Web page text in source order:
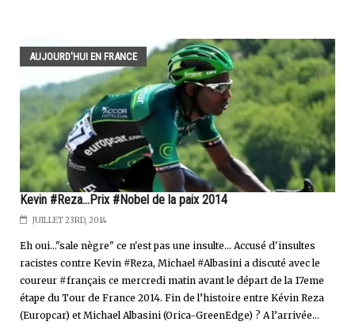
AUJOURD'HUI EN FRANCE
Kevin #Reza...Prix #Nobel de la paix 2014
JUILLET 23RD, 2014
Eh oui..."sale nègre" ce n'est pas une insulte... Accusé d'insultes
racistes contre Kevin #Reza, Michael #Albasini a discuté avec le
coureur #français ce mercredi matin avant le départ de la 17eme
étape du Tour de France 2014. Fin de l’histoire entre Kévin Reza
(Europcar) et Michael Albasini (Orica-GreenEdge) ? A l’arrivée...